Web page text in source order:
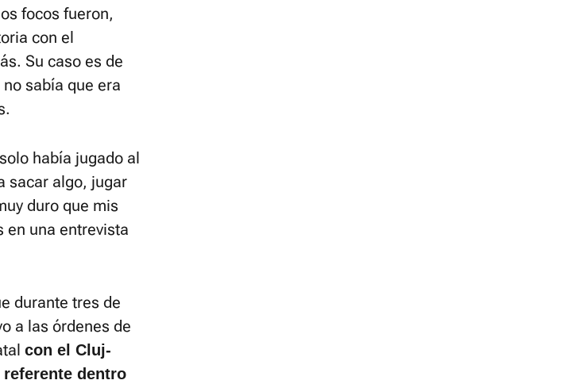
focos fueron,
con el
Su caso es de
sabía que era
había jugado al
sacar algo, jugar
duro que mis
en una entrevista
durante tres de
a las órdenes de
con el Cluj-
dentro